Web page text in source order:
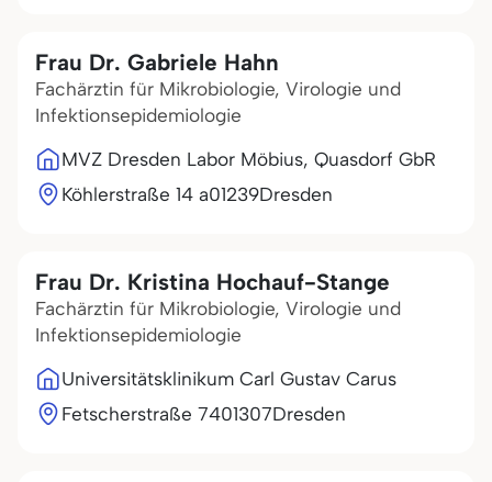
Frau Dr. Gabriele Hahn
Fachärztin für Mikrobiologie, Virologie und
Infektionsepidemiologie
MVZ Dresden Labor Möbius, Quasdorf GbR
Köhlerstraße 14 a01239Dresden
Frau Dr. Kristina Hochauf-Stange
Fachärztin für Mikrobiologie, Virologie und
Infektionsepidemiologie
Universitätsklinikum Carl Gustav Carus
Fetscherstraße 7401307Dresden